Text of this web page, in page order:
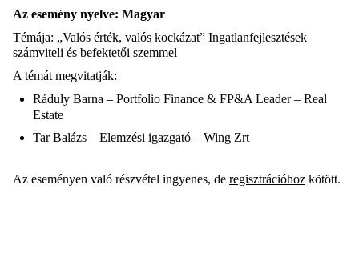
Az esemény nyelve: Magyar
Témája: „Valós érték, valós kockázat” Ingatlanfejlesztések
számviteli és befektetői szemmel
A témát megvitatják:
Ráduly Barna – Portfolio Finance & FP&A Leader – Real
Estate
Tar Balázs – Elemzési igazgató – Wing Zrt
Az eseményen való részvétel ingyenes, de regisztrációhoz kötött.